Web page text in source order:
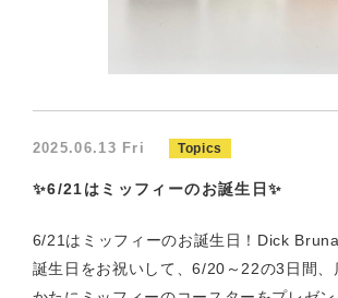
2025.06.13 Fri Topics
✨6/21はミッフィーのお誕生日✨
6/21はミッフィーのお誕生日！Dick
誕生日をお祝いして、6/20～22の3日間、